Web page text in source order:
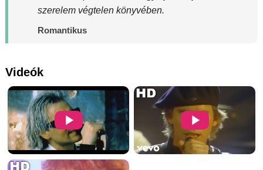
szerelem végtelen könyvében.
Romantikus
Videók